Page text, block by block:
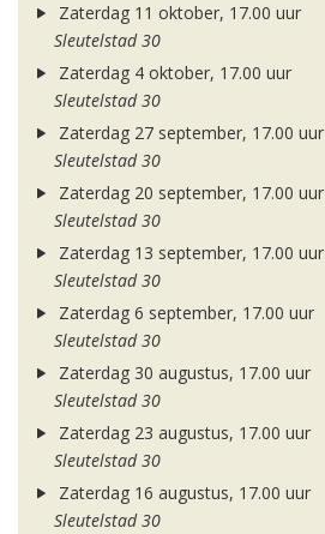
Zaterdag 11 oktober, 17.00 uur
Sleutelstad 30
Zaterdag 4 oktober, 17.00 uur
Sleutelstad 30
Zaterdag 27 september, 17.00 uur
Sleutelstad 30
Zaterdag 20 september, 17.00 uur
Sleutelstad 30
Zaterdag 13 september, 17.00 uur
Sleutelstad 30
Zaterdag 6 september, 17.00 uur
Sleutelstad 30
Zaterdag 30 augustus, 17.00 uur
Sleutelstad 30
Zaterdag 23 augustus, 17.00 uur
Sleutelstad 30
Zaterdag 16 augustus, 17.00 uur
Sleutelstad 30